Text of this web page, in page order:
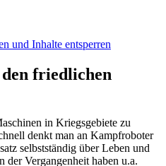
und Inhalte entsperren
friedlichen
in Kriegsgebiete zu
denkt man an Kampfroboter
selbstständig über Leben und
der Vergangenheit haben u.a.